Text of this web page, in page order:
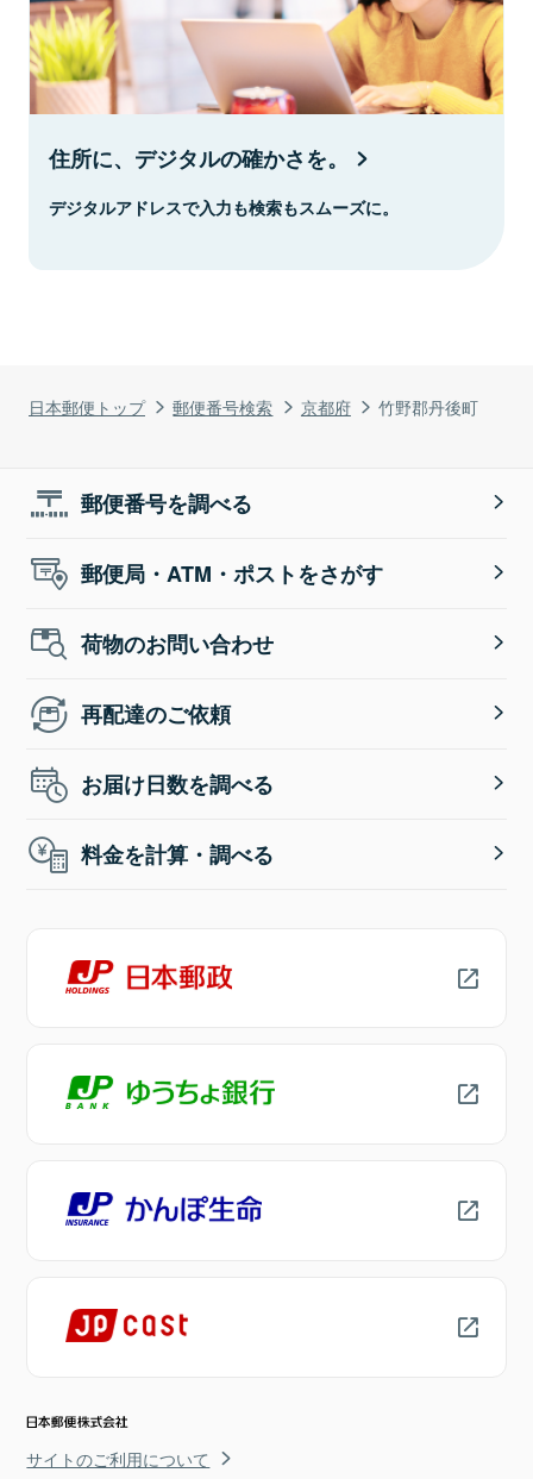
日本郵便トップ 郵便番号検索 京都府 竹野郡丹後町
住所に、デジタルの確かさを。
デジタルアドレスで入力も検索もスムーズに。
郵便番号を調べる
郵便局・ATM・ポストをさがす
荷物のお問い合わせ
再配達のご依頼
お届け日数を調べる
料金を計算・調べる
サイトのご利用について